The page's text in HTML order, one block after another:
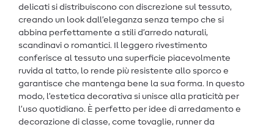
delicati si distribuiscono con discrezione sul tessuto,
creando un look dall’eleganza senza tempo che si
abbina perfettamente a stili d’arredo naturali,
scandinavi o romantici. Il leggero rivestimento
conferisce al tessuto una superficie piacevolmente
ruvida al tatto, lo rende più resistente allo sporco e
garantisce che mantenga bene la sua forma. In questo
modo, l’estetica decorativa si unisce alla praticità per
l’uso quotidiano. È perfetto per idee di arredamento e
decorazione di classe, come tovaglie, runner da